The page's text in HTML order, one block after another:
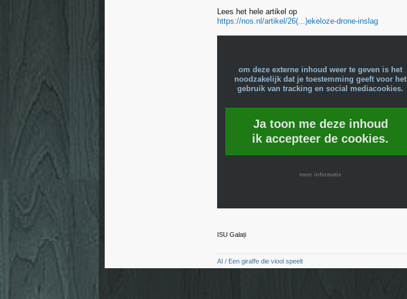
Lees het hele artikel op
https://nos.nl/artikel/26(...)ekeloze-drone-inslag
om deze externe inhoud weer te geven is het
noodzakelijk dat je toestemming geeft voor het
gebruik van tracking en social mediacookies.
Ja toon me deze inhoud
ik accepteer de cookies.
meer informatie
ISU Galați
AI / Een giraffe die viool speelt